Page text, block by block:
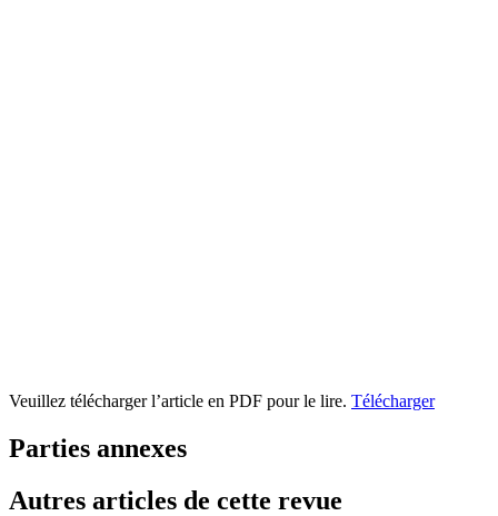
Veuillez télécharger l’article en PDF pour le lire. Télécharger
Parties annexes
Autres articles de cette revue